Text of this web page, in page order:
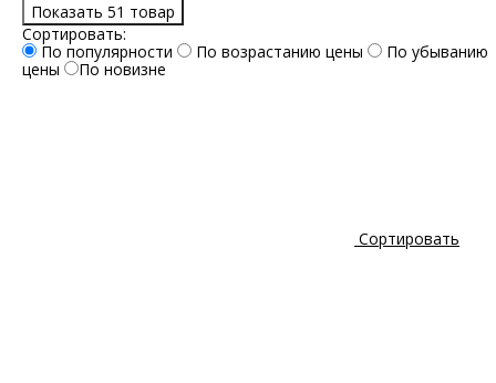
Показать 51 товар
Сортировать:
По популярности
По возрастанию цены
По убыванию
цены
По новизне
Сортировать